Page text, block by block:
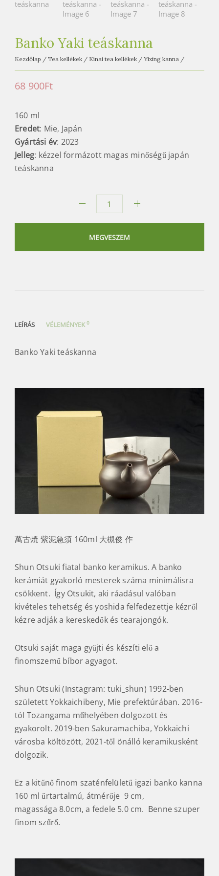
a
h
á
z
Banko Yaki teáskanna
Kezdőlap / Tea kellékek / Kínai tea kellékek / Yixing kanna /
68 900Ft
160 ml
Eredet: Mie, Japán
Gyártási év: 2023
Jelleg: kézzel formázott magas minőségű japán
teáskanna
MEGVESZEM
LEÍRÁS VÉLEMÉNYEK0
Banko Yaki teáskanna
萬古焼 紫泥急須 160ml 大槻俊 作
Shun Otsuki fiatal banko keramikus. A banko
kerámiát gyakorló mesterek száma minimálisra
csökkent. Így Otsukit, aki ráadásul valóban
kivételes tehetség és yoshida felfedezettje kézről
kézre adják a kereskedők és tearajongók.
Otsuki saját maga gyűjti és készíti elő a
finomszemű bíbor agyagot.
Shun Otsuki (Instagram: tuki_shun) 1992-ben
született Yokkaichibeny, Mie prefektúrában. 2016-
tól Tozangama műhelyében dolgozott és
gyakorolt. 2019-ben Sakuramachiba, Yokkaichi
városba költözött, 2021-től önálló keramikusként
dolgozik.
Ez a kitűnő finom szaténfelületű igazi banko kanna
160 ml űrtartalmú, átmérője 9 cm,
magassága 8.0cm, a fedele 5.0 cm. Benne szuper
finom szűrő.